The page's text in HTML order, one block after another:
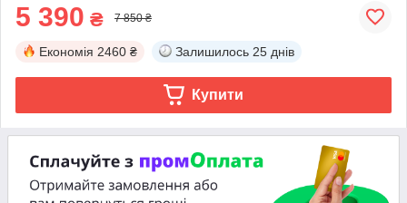
5 390 ₴ 7 850 ₴
Економія 2460 ₴ Залишилось 25 днів
Купити